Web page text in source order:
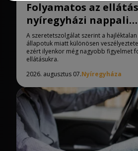
Folyamatos az
nyíregyházi nappali
melegedőben
A szeretetszolgálat szerint a
állapotuk miatt különösen
ezért ilyenkor még nagyobb figyelmet
ellátásukra.
2026. augusztus 07.Nyíregyháza